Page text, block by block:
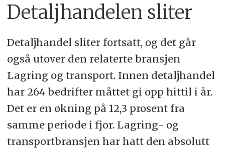
Detaljhandelen sliter
Detaljhandel sliter fortsatt, og det går
også utover den relaterte bransjen
Lagring og transport. Innen detaljhandel
har 264 bedrifter måttet gi opp hittil i år.
Det er en økning på 12,3 prosent fra
samme periode i fjor. Lagring- og
transportbransjen har hatt den absolutt